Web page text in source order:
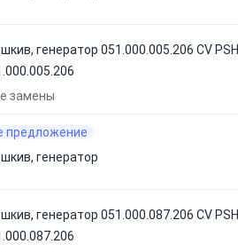
генератор 051.000.005.206 CV PSH
замены
предложение
генератор
генератор 051.000.087.206 CV PSH